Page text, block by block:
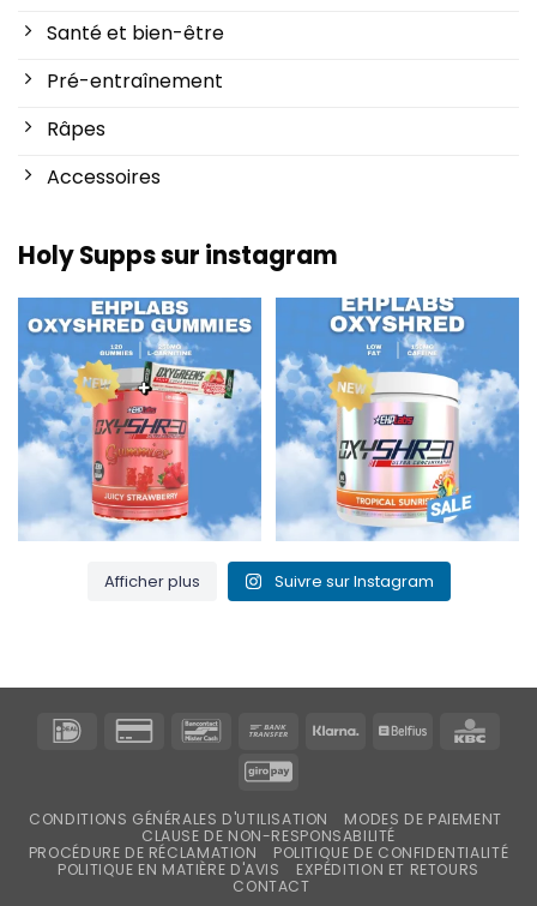
Santé et bien-être
Pré-entraînement
Râpes
Accessoires
Holy Supps sur instagram
Nouveau chez Holy Supps 🍬⚡
Les gommes OxyShred...
3 0
Faible teneur en matières
grasses et 150 mg de
0 2
Afficher plus Suivre sur Instagram
IDeal
Carte
2
BancontactVirement Klarna Belfius
GiroPay
CONDITIONS GÉNÉRALES D'UTILISATION
MODES DE PAIEMENT
CLAUSE DE NON-RESPONSABILITÉ
PROCÉDURE DE RÉCLAMATION
POLITIQUE DE CONFIDENTIALITÉ
POLITIQUE EN MATIÈRE D'AVIS
EXPÉDITION ET RETOURS
CONTACT